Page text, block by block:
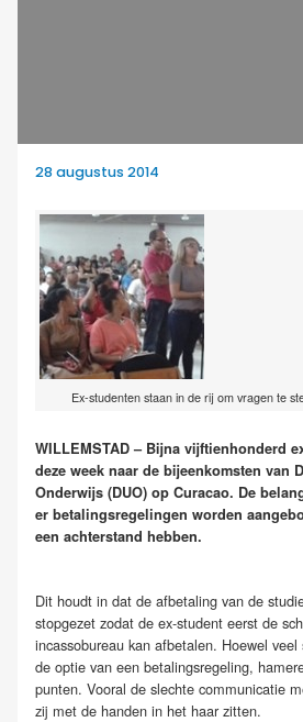
28 augustus 2014
Ex-studenten staan in de rij om vragen te
WILLEMSTAD – Bijna vijftienhonderd
deze week naar de bijeenkomsten van
Onderwijs (DUO) op Curacao. De
er betalingsregelingen worden
een achterstand hebben.
Dit houdt in dat de afbetaling van de
stopgezet zodat de ex-student eerst de
incassobureau kan afbetalen. Hoewel
de optie van een betalingsregeling,
punten. Vooral de slechte communicatie
zij met de handen in het haar zitten.